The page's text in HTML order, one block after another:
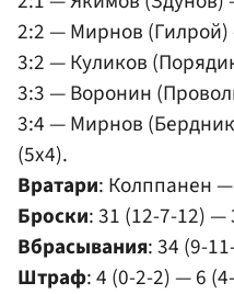
2:2 — Мирнов (Гилрой)
3:2 — Куликов
3:3 — Воронин
3:4 — Мирнов
(5x4).
Вратари: Колппанен
Броски: 31 (12-7-12) —
Вбрасывания: 34 (9-
Штраф: 4 (0-2-2) — 6